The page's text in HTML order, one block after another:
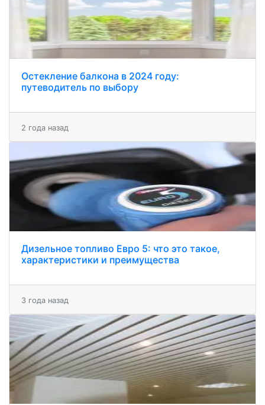
Остекление балкона в 2024 году:
путеводитель по выбору
2 года назад
Дизельное топливо Евро 5: что это такое,
характеристики и преимущества
3 года назад